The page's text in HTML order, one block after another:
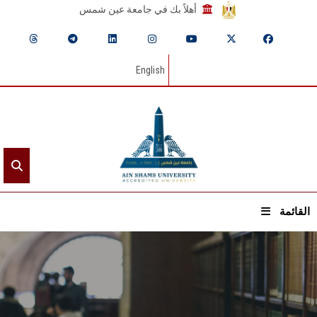
أهلاً بك في جامعة عين شمس
English
القائمة
الرئيسيـة
عن الجامعة